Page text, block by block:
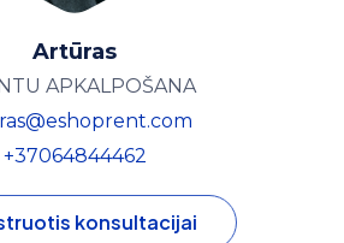
Artūras
APKALPOŠANA
+37064844462
konsultacijai